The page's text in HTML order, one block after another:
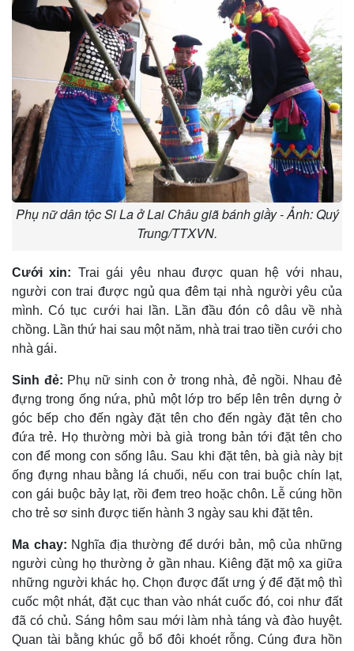
Phụ nữ dân tộc Si La ở Lai Châu giã bánh giầy - Ảnh: Quý
Trung/TTXVN.
Cưới xin: Trai gái yêu nhau được quan hệ với nhau,
người con trai được ngủ qua đêm tại nhà người yêu của
mình. Có tục cưới hai lần. Lần đầu đón cô dâu về nhà
chồng. Lần thứ hai sau một năm, nhà trai trao tiền cưới cho
nhà gái.
Sinh đẻ: Phụ nữ sinh con ở trong nhà, đẻ ngồi. Nhau đẻ
đựng trong ống nứa, phủ một lớp tro bếp lên trên dựng ở
góc bếp cho đến ngày đặt tên cho đến ngày đặt tên cho
đứa trẻ. Họ thường mời bà già trong bản tới đặt tên cho
con để mong con sống lâu. Sau khi đặt tên, bà già này bịt
ống đựng nhau bằng lá chuối, nếu con trai buộc chín lạt,
con gái buộc bảy lạt, rồi đem treo hoặc chôn. Lễ cúng hồn
cho trẻ sơ sinh được tiến hành 3 ngày sau khi đặt tên.
Ma chay: Nghĩa địa thường để dưới bản, mộ của những
người cùng họ thường ở gần nhau. Kiêng đặt mộ xa giữa
những người khác họ. Chọn được đất ưng ý để đặt mộ thì
cuốc một nhát, đặt cục than vào nhát cuốc đó, coi như đất
đã có chủ. Sáng hôm sau mới làm nhà táng và đào huyệt.
Quan tài bằng khúc gỗ bổ đôi khoét rỗng. Cúng đưa hồn